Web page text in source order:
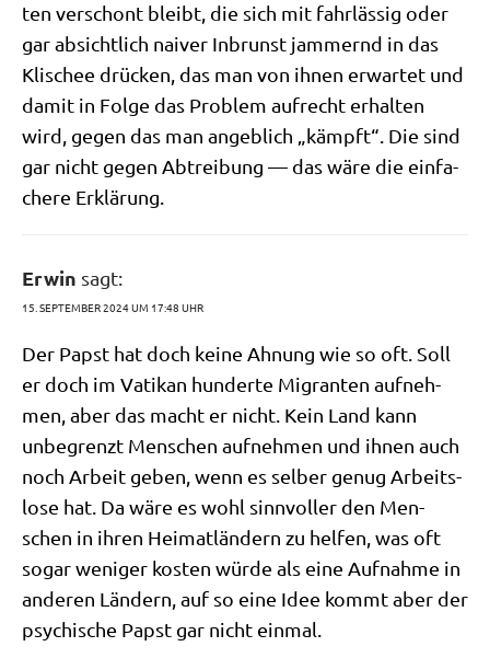
ten ver­schont bleibt, die sich mit fahr­läs­sig oder
gar absicht­lich nai­ver Inbrunst jam­mernd in das
Kli­schee drücken, das man von ihnen erwar­tet und
damit in Fol­ge das Pro­blem auf­recht erhal­ten
wird, gegen das man angeb­lich „kämpft“. Die sind
gar nicht gegen Abtrei­bung — das wäre die ein­fa­
che­re Erklärung.
Erwin sagt:
15. SEPTEMBER 2024 UM 17:48 UHR
Der Papst hat doch kei­ne Ahnung wie so oft. Soll
er doch im Vati­kan hun­der­te Migran­ten auf­neh­
men, aber das macht er nicht. Kein Land kann
unbe­grenzt Men­schen auf­neh­men und ihnen auch
noch Arbeit geben, wenn es sel­ber genug Arbeits­
lo­se hat. Da wäre es wohl sinn­vol­ler den Men­
schen in ihren Hei­mat­län­dern zu hel­fen, was oft
sogar weni­ger kosten wür­de als eine Auf­nah­me in
ande­ren Län­dern, auf so eine Idee kommt aber der
psy­chi­sche Papst gar nicht einmal.